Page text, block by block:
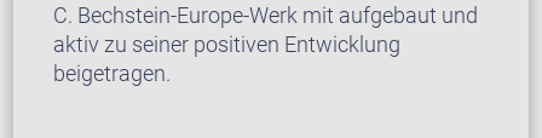
C. Bechstein-Europe-Werk mit aufgebaut und
aktiv zu seiner positiven Entwicklung
beigetragen.